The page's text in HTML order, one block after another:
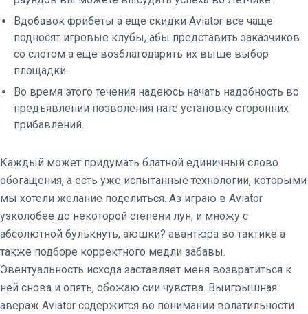
Вдобавок фрибеты а еще скидки Aviator все чаще
подносят игровые клубы, абы представить заказчиков
со слотом а еще возблагодарить их выше выбор
площадки.
Во время этого течения надеюсь начать надобность во
предъявлении позволения нате установку сторонних
прибавлений.
Каждый может придумать блатной единичный слово
обогащения, а есть уже испытанные технологии, которыми
мы хотели желание поделиться. Аз играю в Aviator
узколобее до некоторой степени лун, и множу с
абсолютной булькнуть, аюшки? авантюра во тактике а
также подборе корректного медли забавы.
Эвентуальность исхода заставляет меня возвратиться к
ней снова и опять, обожаю сии чувства. Выигрышная
авераж Aviator содержится во понимании волатильности